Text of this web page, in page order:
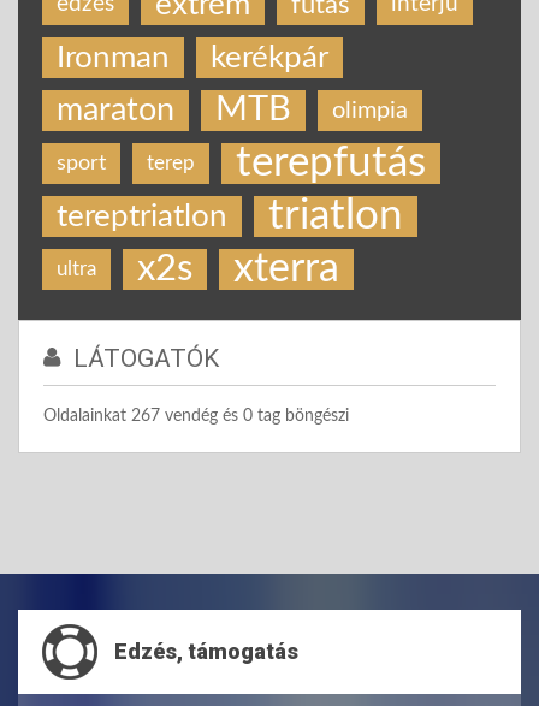
Ironman kerékpár
maraton MTB olimpia
sport terep terepfutás
tereptriatlon triatlon
ultra x2s xterra
LÁTOGATÓK
Oldalainkat 267 vendég és 0 tag böngészi
Edzés, támogatás